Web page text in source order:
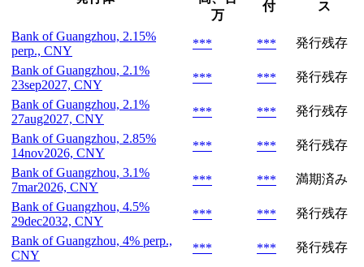
万
付
ス
Bank of Guangzhou, 2.15%
perp., CNY
*** ***
発行残存
Bank of Guangzhou, 2.1%
23sep2027, CNY
*** ***
発行残存
Bank of Guangzhou, 2.1%
27aug2027, CNY
*** ***
発行残存
Bank of Guangzhou, 2.85%
14nov2026, CNY
*** ***
発行残存
Bank of Guangzhou, 3.1%
7mar2026, CNY
*** ***
満期済み
Bank of Guangzhou, 4.5%
29dec2032, CNY
*** ***
発行残存
Bank of Guangzhou, 4% perp.,
CNY
*** ***
発行残存